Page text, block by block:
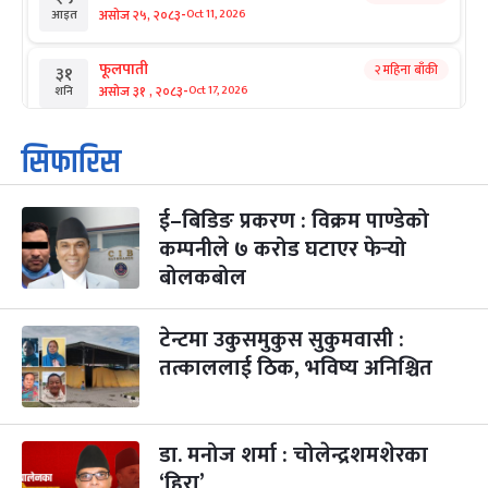
आइत असोज २५, २०८३-Oct 11, 2026
३१
शनि
फूलपाती
असोज ३१ , २०८३-Oct 17, 2026
२ महिना बाँकी
१
आइत
कार्तिक सङ्क्रान्ति
कार्तिक १, २०८३
३
मंगल
महानवमी
कार्तिक ३, २०८३-Oct 20, 2026
२ महिना बाँकी
४
५
बिहि
पापा‌ङ्कुशा एकादशी व्रत
कार्तिक ५, २०८३
२ महिना बाँकी
आइत
कुकुर तिहार
कार्तिक २२, २०८३-Nov 8, 2026
३ महिना बाँकी
सिफारिस
ई–बिडिङ प्रकरण : विक्रम पाण्डेको
कम्पनीले ७ करोड घटाएर फेर्‍यो
बोलकबोल
टेन्टमा उकुसमुकुस सुकुमवासी :
तत्काललाई ठिक, भविष्य अनिश्चित
डा. मनोज शर्मा : चोलेन्द्रशमशेरका